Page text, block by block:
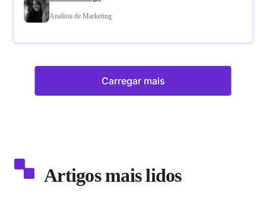
Analista de Marketing
Carregar mais
Artigos mais lidos